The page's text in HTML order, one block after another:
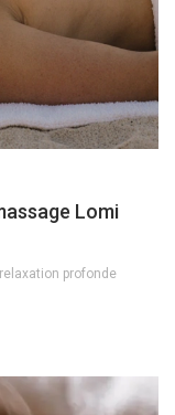
Lomi
profonde